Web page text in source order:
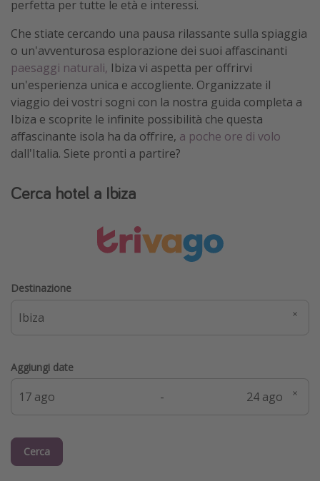
perfetta per tutte le età e interessi.
Che stiate cercando una pausa rilassante sulla spiaggia
o un'avventurosa esplorazione dei suoi affascinanti
paesaggi naturali, Ibiza vi aspetta per offrirvi
un'esperienza unica e accogliente. Organizzate il
viaggio dei vostri sogni con la nostra guida completa a
Ibiza e scoprite le infinite possibilità che questa
affascinante isola ha da offrire, a poche ore di volo
dall'Italia. Siete pronti a partire?
Cerca hotel a Ibiza
Destinazione
Aggiungi date
-
Cerca